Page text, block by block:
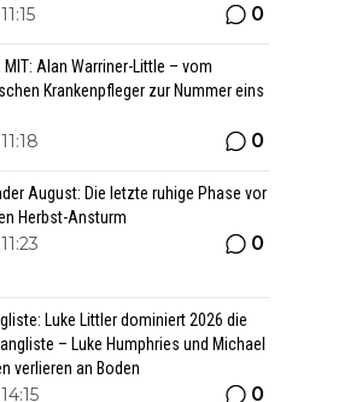
0
MIT: Alan Warriner-Little – vom
Krankenpfleger zur Nummer eins
0
August: Die letzte ruhige Phase vor
Herbst-Ansturm
0
Luke Littler dominiert 2026 die
– Luke Humphries und Michael
verlieren an Boden
0